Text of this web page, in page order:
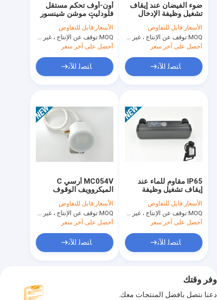
أون-أوف تحكم مستقل
فلودليت موشن شينسور
200w أنتي - إنتيرفيرنس
الأسعار:قابل للتفاوض
MOQ: توقف عن الإنتاج ، غير متوفر.
أحصل على آخر سعر
ﺎﺘﺼﻟ ﺍﻶﻧ
ضوء الفيضان عند إيقاف
تشغيل وظيفة الإدخال
Sensorr 220V-240V
الأسعار:قابل للتفاوض
MOQ: توقف عن الإنتاج ، غير متوفر.
أحصل على آخر سعر
ﺎﺘﺼﻟ ﺍﻶﻧ
MC054V أرسي C
الميكروويف الوقوف
وحدها استشعار الحركة
IP65 120-277Vac
المدخلات المعتمدة أول
الأسعار:قابل للتفاوض
MOQ: توقف عن الإنتاج ، غير متوفر.
أحصل على آخر سعر
ﺎﺘﺼﻟ ﺍﻶﻧ
IP65 مقاوم للماء عند
إيقاف تشغيل وظيفة
الاستشعار 100 وات
الأسعار:قابل للتفاوض
MOQ: توقف عن الإنتاج ، غير متوفر.
أحصل على آخر سعر
ﺎﺘﺼﻟ ﺍﻶﻧ
وفر وقتك
دعنا نتصل بأفضل المنتجات معك.